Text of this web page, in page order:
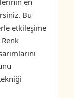
Bu
etkileşime